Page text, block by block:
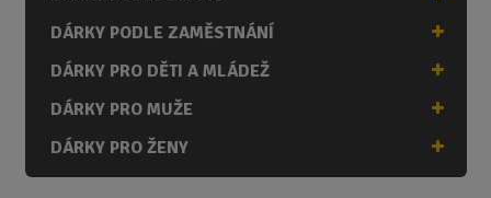
DÁRKY PODLE ZAMĚSTNÁNÍ
DÁRKY PRO DĚTI A MLÁDEŽ
DÁRKY PRO MUŽE
DÁRKY PRO ŽENY